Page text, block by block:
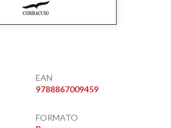
EAN
9788867009459
FORMATO